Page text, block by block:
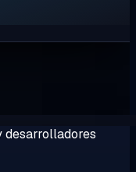
desarrolladores